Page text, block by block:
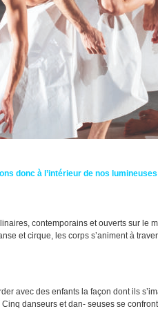
donc à l’intérieur de nos
contemporains et ouverts sur le
et cirque, les corps s’animent à
avec des enfants la façon dont ils
danseurs et dan- seuses se